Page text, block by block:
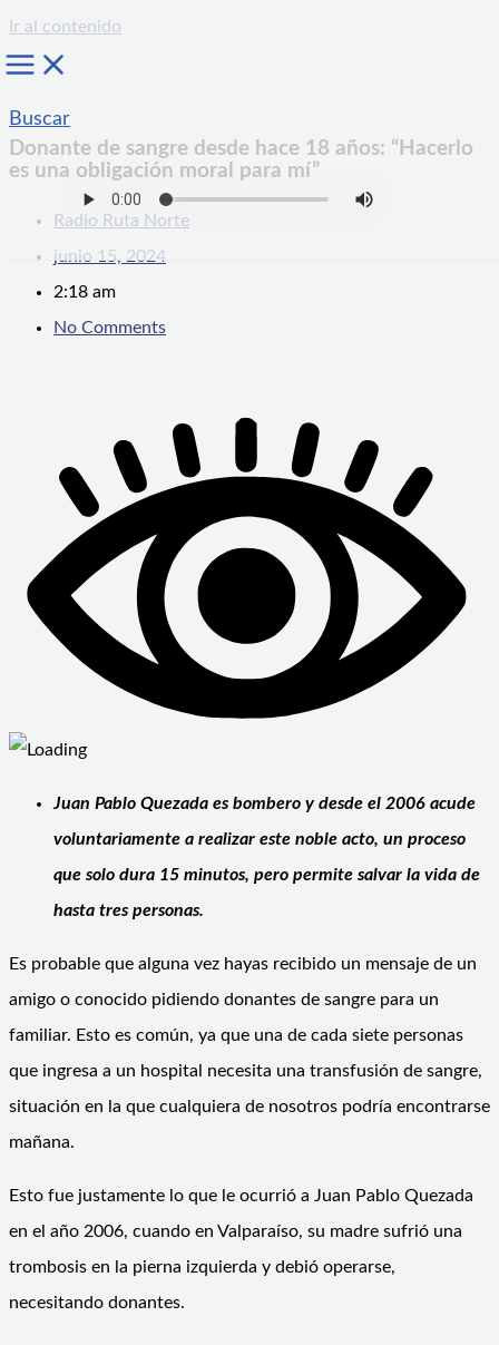
Ir al contenido
Buscar
Donante de sangre desde hace 18 años: “Hacerlo
es una obligación moral para mí”
Radio Ruta Norte
junio 15, 2024
2:18 am
No Comments
Juan Pablo Quezada es bombero y desde el 2006 acude
voluntariamente a realizar este noble acto, un proceso
que solo dura 15 minutos, pero permite salvar la vida de
hasta tres personas.
Es probable que alguna vez hayas recibido un mensaje de un
amigo o conocido pidiendo donantes de sangre para un
familiar. Esto es común, ya que una de cada siete personas
que ingresa a un hospital necesita una transfusión de sangre,
situación en la que cualquiera de nosotros podría encontrarse
mañana.
Esto fue justamente lo que le ocurrió a Juan Pablo Quezada
en el año 2006, cuando en Valparaíso, su madre sufrió una
trombosis en la pierna izquierda y debió operarse,
necesitando donantes.